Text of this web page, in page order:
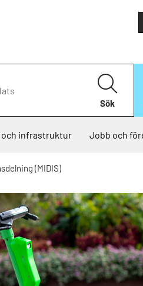
å
p
l
a
t
s
Sök
och infrastruktur Jobb och
(MIDIS)